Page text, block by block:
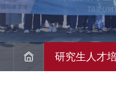
研究生人才